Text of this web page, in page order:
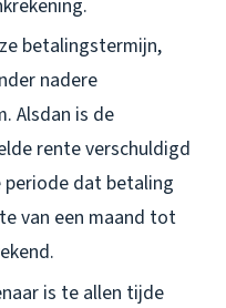
betalingstermijn,
nadere
Alsdan is de
rente verschuldigd
periode dat betaling
van een maand tot
is te allen tijde